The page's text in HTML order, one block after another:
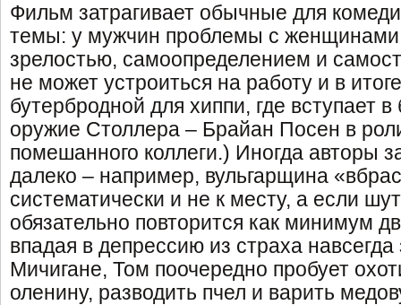
Фильм затрагивает обычные для
темы: у мужчин проблемы с
зрелостью, самоопределением и
не может устроиться на работу и в
бутербродной для хиппи, где вступает
оружие Столлера – Брайан Посен в
помешанного коллеги.) Иногда авторы
далеко – например, вульгарщина
систематически и не к месту, а если
обязательно повторится как минимум
впадая в депрессию из страха навсегда
Мичигане, Том поочередно пробует
оленину, разводить пчел и варить